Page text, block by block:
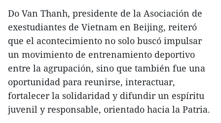
Do Van Thanh, presidente de la Asociación de
exestudiantes de Vietnam en Beijing, reiteró
que el acontecimiento no solo buscó impulsar
un movimiento de entrenamiento deportivo
entre la agrupación, sino que también fue una
oportunidad para reunirse, interactuar,
fortalecer la solidaridad y difundir un espíritu
juvenil y responsable, orientado hacia la Patria.